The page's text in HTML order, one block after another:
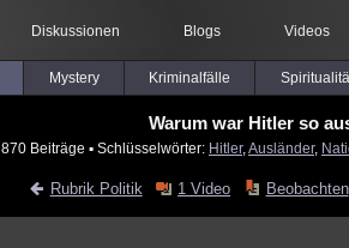
Diskussionen Blogs Videos
Mystery Kriminalfälle
Warum war Hitler so
870 Beiträge ▪ Schlüsselwörter: Hitler, Ausländer,
Rubrik Politik 1 Video Beobachten